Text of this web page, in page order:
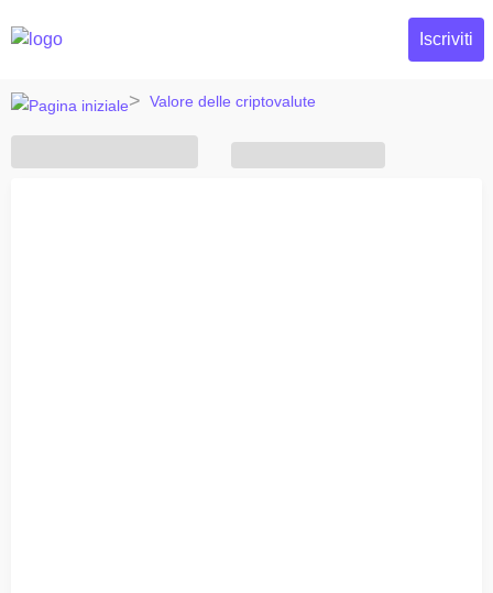
Iscriviti
Valore delle criptovalute